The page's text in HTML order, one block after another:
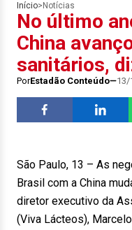
Início> Notícias
No último
China
sanitários,
PorEstadão Conteúdo 13/
São Paulo, 13 – As
Brasil com a China
diretor executivo da
(Viva Lácteos),